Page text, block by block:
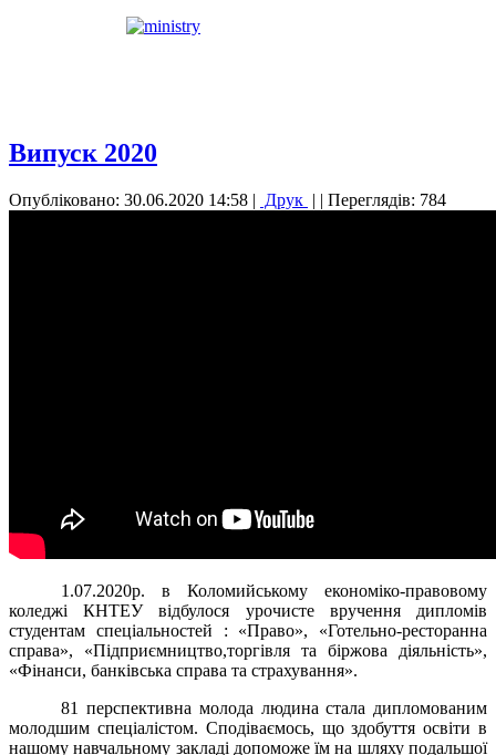
Випуск 2020
Опубліковано: 30.06.2020 14:58 | Друк | | Переглядів: 784
1.07.2020р. в Коломийському економіко-правовому
коледжі КНТЕУ відбулося урочисте вручення дипломів
студентам спеціальностей : «Право», «Готельно-ресторанна
справа», «Підприємництво,торгівля та біржова діяльність»,
«Фінанси, банківська справа та страхування».
81 перспективна молода людина стала дипломованим
молодшим спеціалістом. Сподіваємось, що здобуття освіти в
нашому навчальному закладі допоможе їм на шляху подальшої